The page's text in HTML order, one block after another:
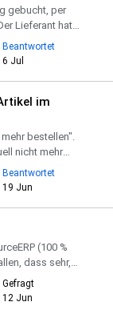
gebucht, per
Lieferant hat
möchten
Beantwortet
6 Jul
im
bestellen".
nicht mehr
den d...
Beantwortet
19 Jun
dass sehr,
enthalte...
Gefragt
12 Jun